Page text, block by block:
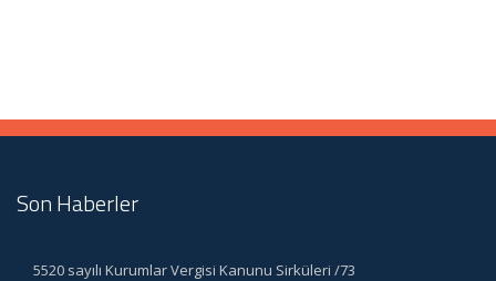
Son Haberler
5520 sayılı Kurumlar Vergisi Kanunu Sirküleri /73